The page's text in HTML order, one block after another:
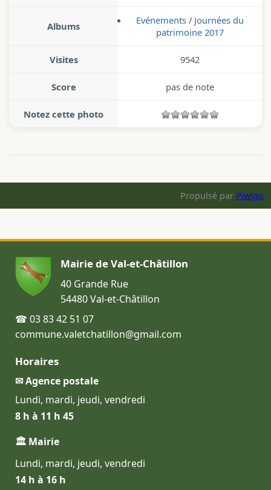
Albums Evénements / Journées du
patrimoine 2017
Visites 9542
Score pas de note
Notez cette photo
Propulsé par Piwigo
Mairie de Val-et-Châtillon
40 Grande Rue
54480 Val-et-Châtillon
☎ 03 83 42 51 07
commune.valetchatillon@gmail.com
Horaires
✉ Agence postale
Lundi, mardi, jeudi, vendredi
8 h à 11 h 45
🏛 Mairie
Lundi, mardi, jeudi, vendredi
14 h à 16 h